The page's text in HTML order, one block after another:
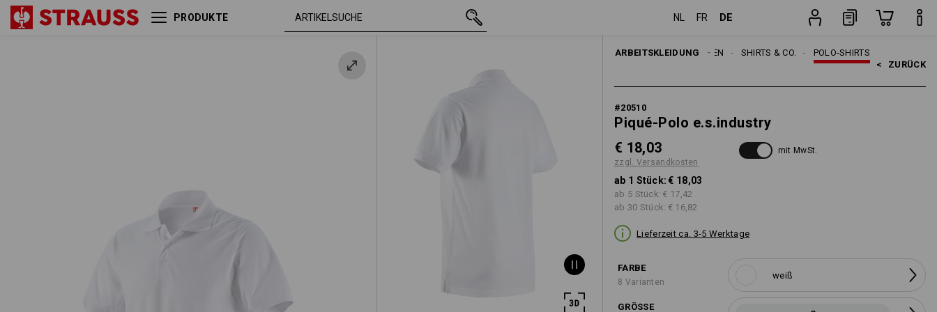
PRODUKTE NL FR DE
ARBEITSKLEIDUNG POLO-SHIRTS
SHIRTS & CO.
HERREN
< ZURÜCK
#20510
Piqué-Polo e.s.industry
€ 18,03
zzgl. Versandkosten
mit MwSt.
ab 1 Stück: € 18,03
ab 5 Stück: € 17,42
ab 30 Stück: € 16,82
Lieferzeit ca. 3-5 Werktage
FARBE
8 Varianten
weiß
GRÖSSE
weiß S € 18,03